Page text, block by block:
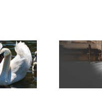
Die
Tugend
der
dich
nicht auf